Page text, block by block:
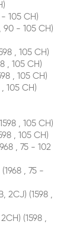
105 CH)
- 105 CH)
, 105 CH)
, 105 CH)
, 105 CH)
105 CH)
, 105 CH)
, 105 CH)
, 75 - 102
, 75 -
(1598 ,
(1598 ,